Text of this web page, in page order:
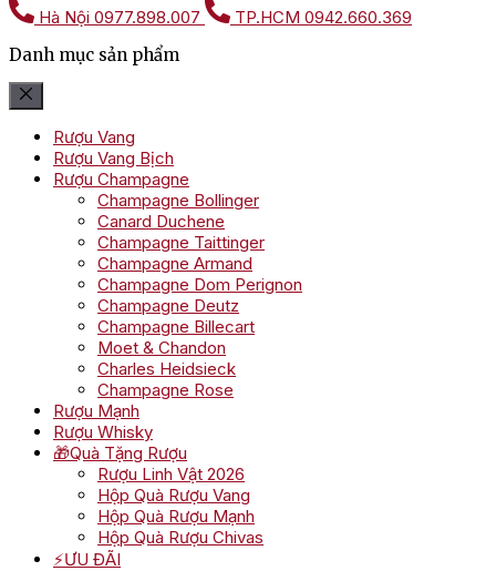
Hà Nội 0977.898.007 TP.HCM 0942.660.369
Danh mục sản phẩm
Rượu Vang
Rượu Vang Bịch
Rượu Champagne
Champagne Bollinger
Canard Duchene
Champagne Taittinger
Champagne Armand
Champagne Dom Perignon
Champagne Deutz
Champagne Billecart
Moet & Chandon
Charles Heidsieck
Champagne Rose
Rượu Mạnh
Rượu Whisky
🎁Quà Tặng Rượu
Rượu Linh Vật 2026
Hộp Quà Rượu Vang
Hộp Quà Rượu Mạnh
Hộp Quà Rượu Chivas
⚡ƯU ĐÃI